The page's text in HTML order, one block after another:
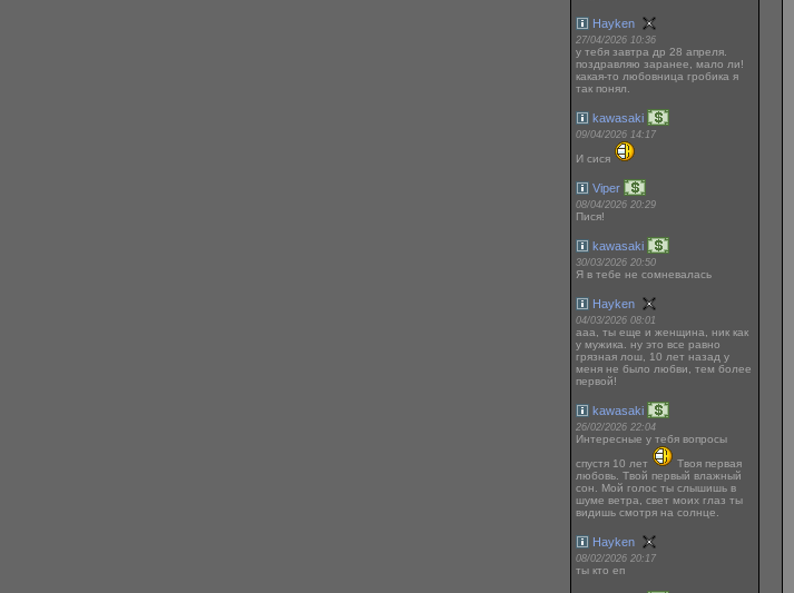
Hayken
27/04/2026 10:36
у тебя завтра др 28 апреля.
поздравляю заранее, мало ли!
какая-то любовница гробика я
так понял.
kawasaki
09/04/2026 14:17
И сися
Viper
08/04/2026 20:29
Пися!
kawasaki
30/03/2026 20:50
Я в тебе не сомневалась
Hayken
04/03/2026 08:01
ааа, ты еще и женщина, ник как
у мужика. ну это все равно
грязная лош, 10 лет назад у
меня не было любви, тем более
первой!
kawasaki
26/02/2026 22:04
Интересные у тебя вопросы
спустя 10 лет
Твоя первая
любовь. Твой первый влажный
сон. Мой голос ты слышишь в
шуме ветра, свет моих глаз ты
видишь смотря на солнце.
Hayken
08/02/2026 20:17
ты кто еп